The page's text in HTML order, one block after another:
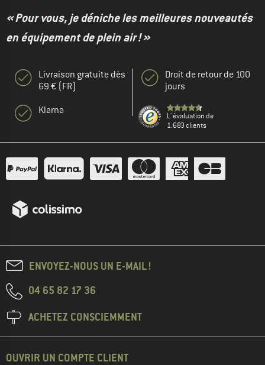
« Pour vous, je déniche les meilleures nouveautés
en équipement de plein air ! »
Livraison gratuite dès
69 € (FR)
Klarna
Droit de retour de 100
jours
L' évaluation de
1.683 clients
ENVOYEZ-NOUS UN E-MAIL !
04 65 82 17 36
ACHETEZ CONSCIEMMENT
OUVRIR UN COMPTE CLIENT